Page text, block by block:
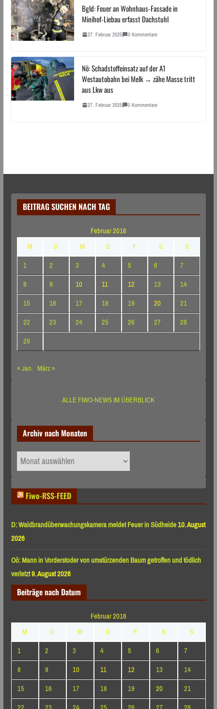
Bgld: Feuer an Wohnhaus-Fassade in
Minihof-Liebau erfasst Dachstuhl
27. Februar 2025 0 Kommentare
Nö: Schadstoffeinsatz auf der A1
Westautobahn bei Melk → zähe Masse tritt
aus Lkw aus
27. Februar 2025 0 Kommentare
BEITRAG SUCHEN NACH TAG
Februar 2016
M
D M D F S
S
1
2 3 4 5 6
7
8
9 10 11 12 13
14
15
16 17 18 19 20
21
22
23 24 25 26 27
28
29
« Jan. März »
ALLE FIWO-NEWS IM ÜBERBLICK
Archiv nach Monaten
Archiv
nach
Fiwo-RSS-FEED
D: Waldbrandüberwachungskamera meldet Feuer in Südheide10. August
2026
Oö: Mann in Vorderstoder von umstürzenden Baum getroffen und tödlich
verletzt9. August 2026
Beiträge nach Datum
Februar 2016
M
D M D F S
S
1
2 3 4 5 6
7
8
9 10 11 12 13
14
15
16 17 18 19 20
21